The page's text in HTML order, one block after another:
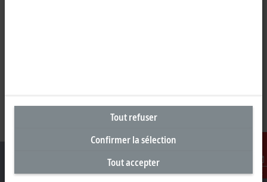
Contact
Tout refuser
Confirmer la sélection
Tout accepter